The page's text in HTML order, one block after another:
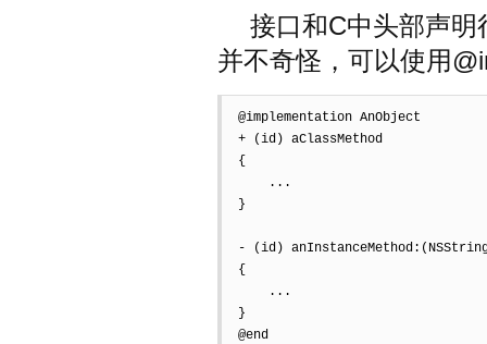
接口和C中头部声
并不奇怪，可以使用
@implementation AnObject
+ (id) aClassMethod
{
    ...
}
- (id)
{
    ...
}
@end